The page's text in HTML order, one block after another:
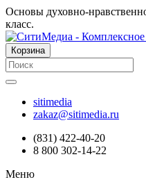
Основы духовно-
класс.
Корзина
sitimedia
zakaz@sitimedia.ru
(831) 422-40-20
8 800 302-14-22
Меню